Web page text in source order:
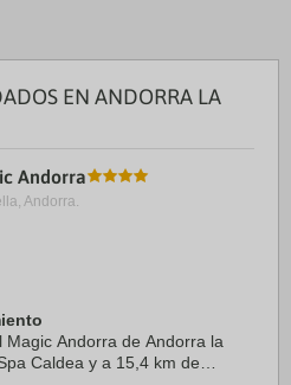
EN ANDORRA LA
Andorra
Andorra.
Magic Andorra de Andorra la
Caldea y a 15,4 km de